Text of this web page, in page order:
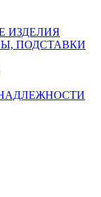
ИЗДЕЛИЯ
ПОДСТАВКИ